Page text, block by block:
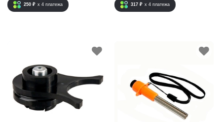
250 ₽ x 4 платежа 317 ₽ x 4 платежа